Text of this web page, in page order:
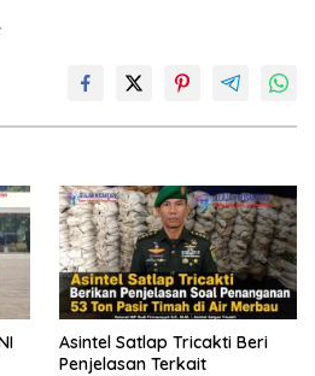
Asintel Satlap Tricakti Beri
Penjelasan Terkait